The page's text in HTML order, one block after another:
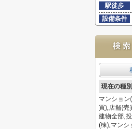
駅徒歩
設備条件
現在の種別
マンション
買),店舗(売
建物全部,
(棟),マンシ